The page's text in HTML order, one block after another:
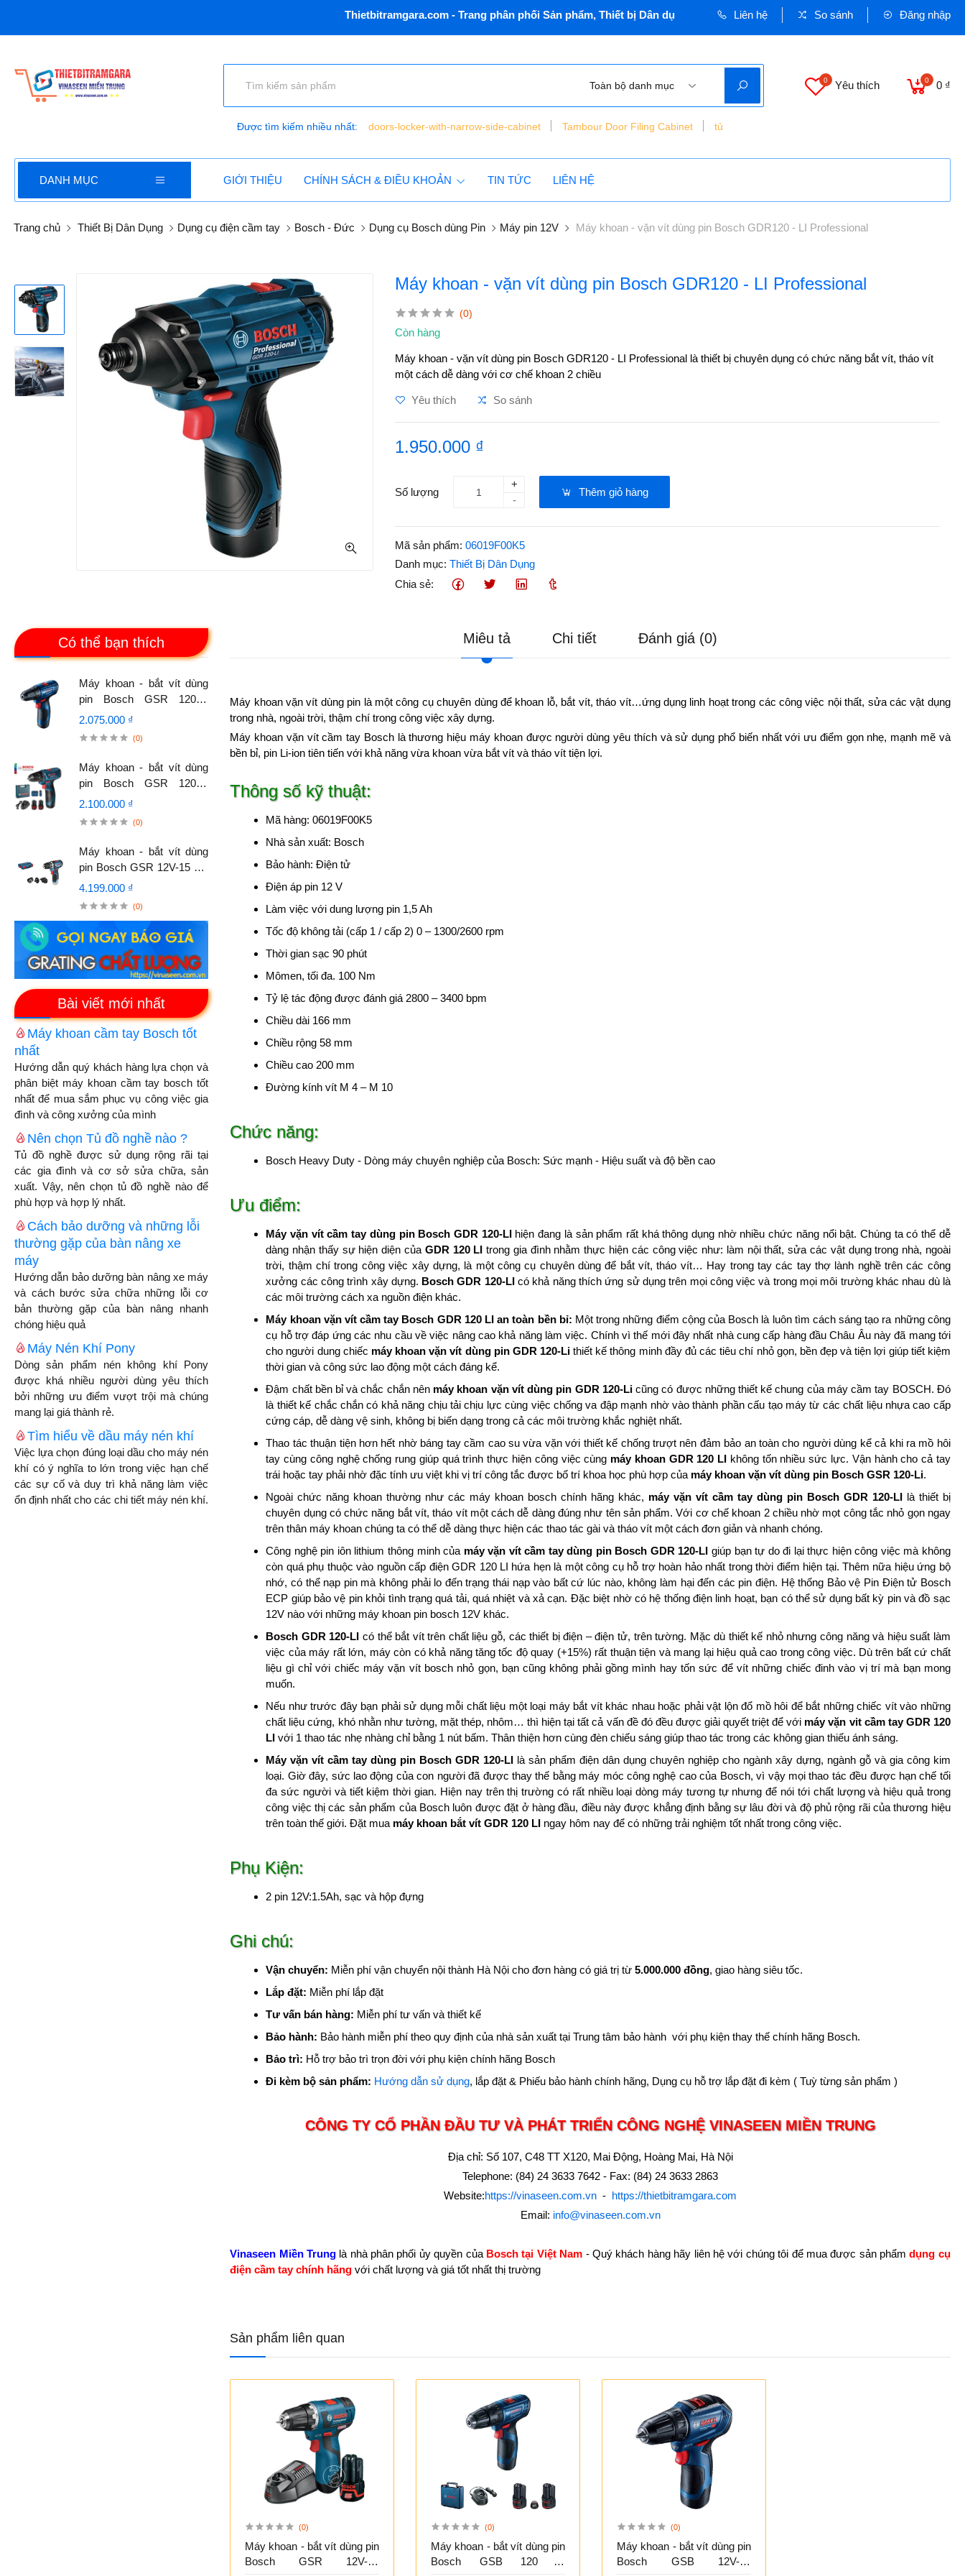
Thietbitramgara.com - Trang phân phối Sản phẩm, Thiết bị Dân dụng và Công nghiệp - Cơ quan chủ quản: VINASEEN MIỀN TRUNG
Liên hệ So sánh Đăng nhập
Toàn bộ danh mục
Được tìm kiếm nhiều nhất: doors-locker-with-narrow-side-cabinet Tambour Door Filing Cabinet
tủ
0 Yêu thích 0 0 ₫
DANH MỤC GIỚI THIỆU CHÍNH SÁCH & ĐIỀU KHOẢN TIN TỨC LIÊN HỆ
Trang chủ Thiết Bị Dân Dụng Dụng cụ điện cầm tay Bosch - Đức Dụng cụ Bosch dùng Pin Máy pin 12V Máy khoan - vặn vít dùng pin Bosch GDR120 - LI Professional
Máy khoan - vặn vít dùng pin Bosch GDR120 - LI Professional
(0)
Còn hàng
Máy khoan - vặn vít dùng pin Bosch GDR120 - LI Professional là thiết bị chuyên dụng có chức năng bắt vít, tháo vít
một cách dễ dàng với cơ chế khoan 2 chiều
Yêu thích So sánh
1.950.000 ₫
Số lượng
+
-
Thêm giỏ hàng
Mã sản phẩm: 06019F00K5
Danh mục: Thiết Bị Dân Dụng
Chia sẻ:
Có thể bạn thích
Máy khoan - bắt vít dùng
pin Bosch GSR 120-LI
Professional
2.075.000 ₫
(0)
Máy khoan - bắt vít dùng
pin Bosch GSR 120-LI
Professional (Kèm phụ
2.100.000 ₫
(0)
Máy khoan - bắt vít dùng
pin Bosch GSR 12V-15 FC
Professional (SOLO)
4.199.000 ₫
(0)
Bài viết mới nhất
Máy khoan cầm tay Bosch tốt
nhất
Hướng dẫn quý khách hàng lựa chọn và
phân biệt máy khoan cầm tay bosch tốt
nhất để mua sắm phục vụ công việc gia
đình và công xưởng của mình
Nên chọn Tủ đồ nghề nào ?
Tủ đồ nghề được sử dụng rộng rãi tại
các gia đình và cơ sở sửa chữa, sản
xuất. Vậy, nên chọn tủ đồ nghề nào để
phù hợp và hợp lý nhất.
Cách bảo dưỡng và những lỗi
thường gặp của bàn nâng xe
máy
Hướng dẫn bảo dưỡng bàn nâng xe máy
và cách bước sửa chữa những lỗi cơ
bản thường gặp của bàn nâng nhanh
chóng hiệu quả
Máy Nén Khí Pony
Dòng sản phẩm nén không khí Pony
được khá nhiều người dùng yêu thích
bởi những ưu điểm vượt trội mà chúng
mang lại giá thành rẻ.
Tìm hiểu về dầu máy nén khí
Việc lựa chọn đúng loại dầu cho máy nén
khí có ý nghĩa to lớn trong việc hạn chế
các sự cố và duy trì khả năng làm việc
ổn định nhất cho các chi tiết máy nén khí.
Miêu tả Chi tiết Đánh giá (0)
Máy khoan vặn vít dùng pin là một công cụ chuyên dùng để khoan lỗ, bắt vít, tháo vít…ứng dụng linh hoạt trong các công việc nội thất, sửa các vật dụng
trong nhà, ngoài trời, thậm chí trong công việc xây dựng.
Máy khoan vặn vít cầm tay Bosch là thương hiệu máy khoan được người dùng yêu thích và sử dụng phổ biến nhất với ưu điểm gọn nhẹ, mạnh mẽ và
bền bỉ, pin Li-ion tiên tiến với khả năng vừa khoan vừa bắt vít và tháo vít tiện lợi.
Thông số kỹ thuật:
Mã hàng: 06019F00K5
Nhà sản xuất: Bosch
Bảo hành: Điện tử
Điện áp pin 12 V
Làm việc với dung lượng pin 1,5 Ah
Tốc độ không tải (cấp 1 / cấp 2) 0 – 1300/2600 rpm
Thời gian sạc 90 phút
Mômen, tối đa. 100 Nm
Tỷ lệ tác động được đánh giá 2800 – 3400 bpm
Chiều dài 166 mm
Chiều rộng 58 mm
Chiều cao 200 mm
Đường kính vít M 4 – M 10
Chức năng:
Bosch Heavy Duty - Dòng máy chuyên nghiệp của Bosch: Sức mạnh - Hiệu suất và độ bền cao
Ưu điểm:
Máy vặn vít cầm tay dùng pin Bosch GDR 120-LIhiện đang là sản phẩm rất khá thông dụng nhờ nhiều chức năng nổi bật. Chúng ta có thể dễ
dàng nhận thấy sự hiện diện của GDR 120 LI trong gia đình nhằm thực hiện các công việc như: làm nội thất, sửa các vật dụng trong nhà, ngoài
trời, thậm chí trong công việc xây dựng, là một công cụ chuyên dùng để bắt vít, tháo vít… Hay trong tay các tay thợ lành nghề trên các công
xưởng các công trình xây dựng. Bosch GDR 120-LIcó khả năng thích ứng sử dụng trên mọi công việc và trong mọi môi trường khác nhau dù là
các môi trường cách xa nguồn điện khác.
Máy khoan vặn vít cầm tay Bosch GDR 120 LI an toàn bền bỉ: Một trong những điểm cộng của Bosch là luôn tìm cách sáng tạo ra những công
cụ hỗ trợ đáp ứng các nhu cầu về việc nâng cao khả năng làm việc. Chính vì thế mới đây nhất nhà cung cấp hàng đầu Châu Âu này đã mang tới
cho người dung chiếc máy khoan vặn vít dùng pin GDR 120-Li thiết kế thông minh đầy đủ các tiêu chí nhỏ gọn, bền đẹp và tiện lợi giúp tiết kiệm
thời gian và công sức lao động một cách đáng kể.
Đậm chất bền bỉ và chắc chắn nên máy khoan vặn vít dùng pin GDR 120-Licũng có được những thiết kế chung của máy cầm tay BOSCH. Đó
là thiết kế chắc chắn có khả năng chịu tải chịu lực cùng việc chống va đập mạnh nhờ vào thành phần cấu tạo máy từ các chất liệu nhựa cao cấp
cứng cáp, dễ dàng vệ sinh, không bị biến dạng trong cả các môi trường khắc nghiệt nhất.
Thao tác thuận tiện hơn hết nhờ báng tay cầm cao su vừa vặn với thiết kế chống trượt nên đảm bảo an toàn cho người dùng kể cả khi ra mồ hôi
tay cùng công nghệ chống rung giúp quá trình thực hiện công việc cùng máy khoan GDR 120 LI không tốn nhiều sức lực. Vận hành cho cả tay
trái hoặc tay phải nhờ đặc tính ưu việt khi vị trí công tắc được bố trí khoa học phù hợp của máy khoan vặn vít dùng pin Bosch GSR 120-Li.
Ngoài chức năng khoan thường như các máy khoan bosch chính hãng khác, máy vặn vít cầm tay dùng pin Bosch GDR 120-LIlà thiết bị
chuyên dụng có chức năng bắt vít, tháo vít một cách dễ dàng đúng như tên sản phẩm. Với cơ chế khoan 2 chiều nhờ mọt công tắc nhỏ gọn ngay
trên thân máy khoan chúng ta có thể dễ dàng thực hiện các thao tác gài và tháo vít một cách đơn giản và nhanh chóng.
Công nghệ pin iôn lithium thông minh của máy vặn vít cầm tay dùng pin Bosch GDR 120-LI giúp bạn tự do đi lại thực hiện công việc mà không
còn quá phụ thuộc vào nguồn cấp điện GDR 120 LI hứa hẹn là một công cụ hỗ trợ hoàn hảo nhất trong thời điểm hiện tại. Thêm nữa hiệu ứng bộ
nhớ, có thể nạp pin mà không phải lo đến trạng thái nạp vào bất cứ lúc nào, không làm hại đến các pin điện. Hệ thống Bảo vệ Pin Điện tử Bosch
ECP giúp bảo vệ pin khỏi tình trạng quá tải, quá nhiệt và xả cạn. Đặc biệt nhờ có hệ thống điện linh hoạt, bạn có thể sử dụng bất kỳ pin và đồ sạc
12V nào với những máy khoan pin bosch 12V khác.
Bosch GDR 120-LI có thể bắt vít trên chất liệu gỗ, các thiết bị điện – điện tử, trên tường. Mặc dù thiết kế nhỏ nhưng công năng và hiệu suất làm
việc của máy rất lớn, máy còn có khả năng tăng tốc độ quay (+15%) rất thuận tiện và mang lại hiệu quả cao trong công việc. Dù trên bất cứ chất
liệu gì chỉ với chiếc máy vặn vít bosch nhỏ gọn, bạn cũng không phải gồng mình hay tốn sức để vít những chiếc đinh vào vị trí mà bạn mong
muốn.
Nếu như trước đây bạn phải sử dụng mỗi chất liệu một loại máy bắt vít khác nhau hoặc phải vật lộn đổ mồ hôi để bắt những chiếc vít vào những
chất liệu cứng, khó nhằn như tường, mặt thép, nhôm… thì hiện tại tất cả vấn đề đó đều được giải quyết triệt để với máy vặn vit cầm tay GDR 120
LI với 1 thao tác nhẹ nhàng chỉ bằng 1 nút bấm. Thân thiện hơn cùng đèn chiếu sáng giúp thao tác trong các không gian thiếu ánh sáng.
Máy vặn vít cầm tay dùng pin Bosch GDR 120-LI là sản phẩm điện dân dụng chuyên nghiệp cho ngành xây dựng, ngành gỗ và gia công kim
loại. Giờ đây, sức lao động của con người đã được thay thế bằng máy móc công nghệ cao của Bosch, vì vậy mọi thao tác đều được hạn chế tối
đa sức người và tiết kiệm thời gian. Hiện nay trên thị trường có rất nhiều loại dòng máy tương tự nhưng để nói tới chất lượng và hiệu quả trong
công việc thị các sản phẩm của Bosch luôn được đặt ở hàng đầu, điều này được khẳng định bằng sự lâu đời và độ phủ rộng rãi của thương hiệu
trên toàn thế giới. Đặt mua máy khoan bắt vít GDR 120 LI ngay hôm nay để có những trải nghiệm tốt nhất trong công việc.
Phụ Kiện:
2 pin 12V:1.5Ah, sạc và hộp đựng
Ghi chú:
Vận chuyển: Miễn phí vận chuyển nội thành Hà Nội cho đơn hàng có giá trị từ5.000.000 đồng, giao hàng siêu tốc.
Lắp đặt: Miễn phí lắp đặt
Tư vấn bán hàng: Miễn phí tư vấn và thiết kế
Bảo hành: Bảo hành miễn phí theo quy định của nhà sản xuất tại Trung tâm bảo hành với phụ kiện thay thế chính hãng Bosch.
Bảo trì: Hỗ trợ bảo trì trọn đời với phụ kiện chính hãng Bosch
Đi kèm bộ sản phẩm: Hướng dẫn sử dụng, lắp đặt & Phiếu bảo hành chính hãng, Dụng cụ hỗ trợ lắp đặt đi kèm ( Tuỳ từng sản phẩm )
CÔNG TY CỔ PHẦN ĐẦU TƯ VÀ PHÁT TRIỂN CÔNG NGHỆ VINASEEN MIỀN TRUNG
Địa chỉ: Số 107, C48 TT X120, Mai Động, Hoàng Mai, Hà Nội
Telephone: (84) 24 3633 7642 - Fax: (84) 24 3633 2863
Website:https://vinaseen.com.vn - https://thietbitramgara.com
Email: info@vinaseen.com.vn
Vinaseen Miền Trunglà nhà phân phối ủy quyền của Bosch tại Việt Nam - Quý khách hàng hãy liên hệ với chúng tôi để mua được sản phẩm dụng cụ
điện cầm tay chính hãng với chất lượng và giá tốt nhất thị trường
Sản phẩm liên quan
(0)
Máy khoan - bắt vít dùng pin
Bosch GSR 12V-30
(0)
Máy khoan - bắt vít dùng pin
Bosch GSB 120 LI
(0)
Máy khoan - bắt vít dùng pin
Bosch GSB 12V-30